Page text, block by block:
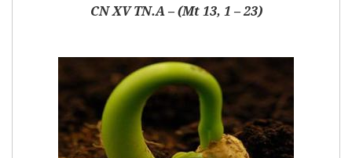
CN XV TN.A – (Mt 13, 1 – 23)